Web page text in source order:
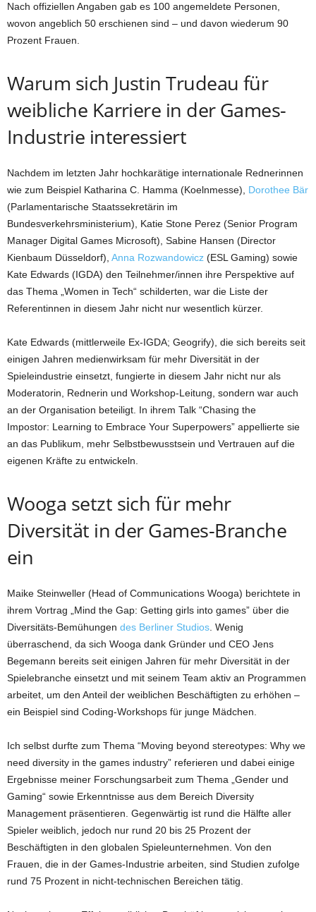
Nach offiziellen Angaben gab es 100 angemeldete Personen,
wovon angeblich 50 erschienen sind – und davon wiederum 90
Prozent Frauen.
Warum sich Justin Trudeau für
weibliche Karriere in der Games-
Industrie interessiert
Nachdem im letzten Jahr hochkarätige internationale Rednerinnen
wie zum Beispiel Katharina C. Hamma (Koelnmesse), Dorothee Bär
(Parlamentarische Staatssekretärin im
Bundesverkehrsministerium), Katie Stone Perez (Senior Program
Manager Digital Games Microsoft), Sabine Hansen (Director
Kienbaum Düsseldorf), Anna Rozwandowicz (ESL Gaming) sowie
Kate Edwards (IGDA) den Teilnehmer/innen ihre Perspektive auf
das Thema „Women in Tech“ schilderten, war die Liste der
Referentinnen in diesem Jahr nicht nur wesentlich kürzer.
Kate Edwards (mittlerweile Ex-IGDA; Geogrify), die sich bereits seit
einigen Jahren medienwirksam für mehr Diversität in der
Spieleindustrie einsetzt, fungierte in diesem Jahr nicht nur als
Moderatorin, Rednerin und Workshop-Leitung, sondern war auch
an der Organisation beteiligt. In ihrem Talk “Chasing the
Impostor: Learning to Embrace Your Superpowers” appellierte sie
an das Publikum, mehr Selbstbewusstsein und Vertrauen auf die
eigenen Kräfte zu entwickeln.
Wooga setzt sich für mehr
Diversität in der Games-Branche
ein
Maike Steinweller (Head of Communications Wooga) berichtete in
ihrem Vortrag „Mind the Gap: Getting girls into games” über die
Diversitäts-Bemühungen des Berliner Studios . Wenig
überraschend, da sich Wooga dank Gründer und CEO Jens
Begemann bereits seit einigen Jahren für mehr Diversität in der
Spielebranche einsetzt und mit seinem Team aktiv an Programmen
arbeitet, um den Anteil der weiblichen Beschäftigten zu erhöhen –
ein Beispiel sind Coding-Workshops für junge Mädchen.
Ich selbst durfte zum Thema “Moving beyond stereotypes: Why we
need diversity in the games industry” referieren und dabei einige
Ergebnisse meiner Forschungsarbeit zum Thema „Gender und
Gaming“ sowie Erkenntnisse aus dem Bereich Diversity
Management präsentieren. Gegenwärtig ist rund die Hälfte aller
Spieler weiblich, jedoch nur rund 20 bis 25 Prozent der
Beschäftigten in den globalen Spieleunternehmen. Von den
Frauen, die in der Games-Industrie arbeiten, sind Studien zufolge
rund 75 Prozent in nicht-technischen Bereichen tätig.